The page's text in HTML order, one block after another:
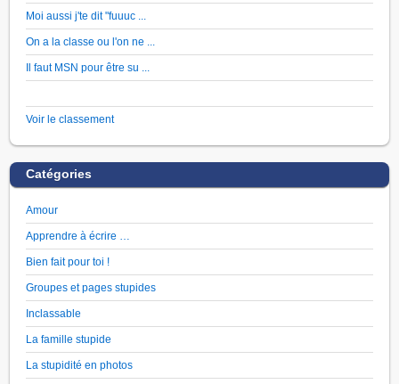
Moi aussi j'te dit "fuuuc ...
On a la classe ou l'on ne ...
Il faut MSN pour être su ...
Voir le classement
Catégories
Amour
Apprendre à écrire …
Bien fait pour toi !
Groupes et pages stupides
Inclassable
La famille stupide
La stupidité en photos